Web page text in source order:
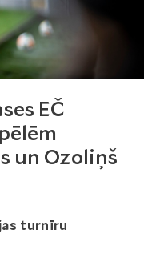
EČ
un Ozoliņš
turnīru